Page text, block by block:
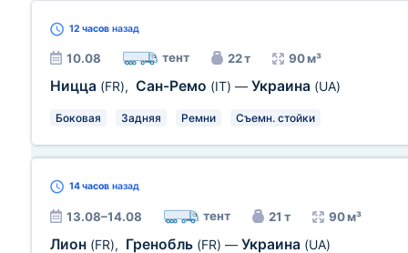
12 часов назад
10.08 тент 22 т 90 м³
Ницца (FR), Сан-Ремо (IT) — Украина (UA)
Боковая Задняя Ремни Съемн. стойки
14 часов назад
13.08–14.08 тент 21 т 90 м³
Лион (FR), Гренобль (FR) — Украина (UA)